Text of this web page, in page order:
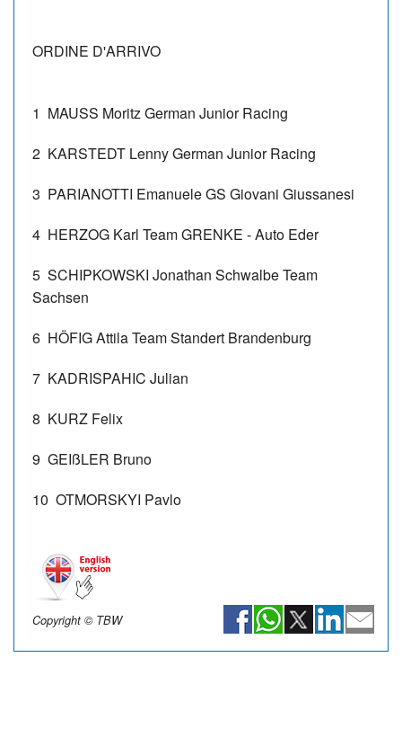
ORDINE D'ARRIVO
1 MAUSS MoritzGerman Junior Racing
2 KARSTEDT LennyGerman Junior Racing
3 PARIANOTTI EmanueleGS Giovani Giussanesi
4 HERZOG Karl Team GRENKE - Auto Eder
5 SCHIPKOWSKI Jonathan Schwalbe Team
Sachsen
6 HÖFIG AttilaTeam Standert Brandenburg
7 KADRISPAHIC Julian
8 KURZ Felix
9 GEIßLER Bruno
10 OTMORSKYI Pavlo
Copyright © TBW